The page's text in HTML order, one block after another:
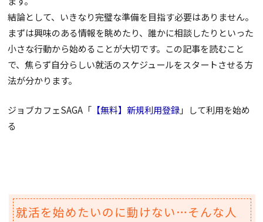
結論として、いきなり完璧な準備を目指す必要はありません。
まずは興味のある情報を眺めたり、誰かに相談したりといった
小さな行動から始めることが大切です。この記事を読むこと
で、焦らず自分らしい就活のスケジュールをスタートさせる方
法が分かります。
ジョブカフェSAGA「 【無料】新規利用登録」して利用を始め
る
就活を始めたいのに動けない…そんな人